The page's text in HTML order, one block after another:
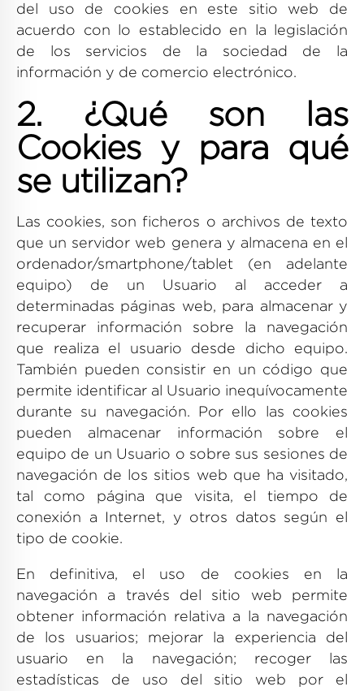
del uso de cookies en este sitio web de
acuerdo con lo establecido en la legislación
de los servicios de la sociedad de la
información y de comercio electrónico.
2. ¿Qué son las
Cookies y para qué
se utilizan?
Las cookies, son ficheros o archivos de texto
que un servidor web genera y almacena en el
ordenador/smartphone/tablet (en adelante
equipo) de un Usuario al acceder a
determinadas páginas web, para almacenar y
recuperar información sobre la navegación
que realiza el usuario desde dicho equipo.
También pueden consistir en un código que
permite identificar al Usuario inequívocamente
durante su navegación. Por ello las cookies
pueden almacenar información sobre el
equipo de un Usuario o sobre sus sesiones de
navegación de los sitios web que ha visitado,
tal como página que visita, el tiempo de
conexión a Internet, y otros datos según el
tipo de cookie.
En definitiva, el uso de cookies en la
navegación a través del sitio web permite
obtener información relativa a la navegación
de los usuarios; mejorar la experiencia del
usuario en la navegación; recoger las
estadísticas de uso del sitio web por el